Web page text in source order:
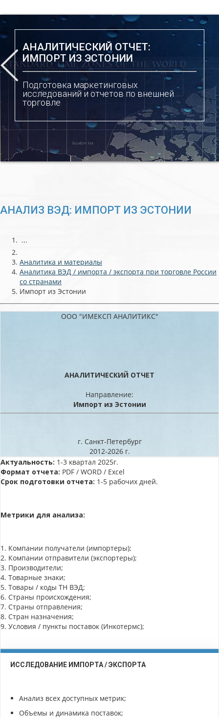
АНАЛИТИЧЕСКИЙ ОТЧЕТ:
ИМПОРТ ИЗ ЭСТОНИИ
Подготовка маркетинговых
исследований и отчетов по внешней
торговле
АНАЛИЗ ВЭД: ИМПОРТ ИЗ ЭСТОНИИ
...
Аналитика и материалы
Аналитика ВЭД / импорта / экспорта при торговле России
со странами
Импорт из Эстонии
ООО "ИМЕКСП АНАЛИТИКС"
АНАЛИТИЧЕСКИЙ ОТЧЕТ
Направление:
Импорт из Эстонии
г. Санкт-Петербург
2012-2026 г.
Актуальность: 1-3 квартал 2025г.
Формат отчета: PDF / WORD / Excel
Срок подготовки отчета: 1-5 рабочих дней.
Метрики для анализа:
1. Компании получатели (импортеры);
2. Компании отправители (экспортеры);
3. Производители;
4. Товарные знаки;
5. Товары / коды ТН ВЭД;
6. Страны происхождения;
7. Страны отправления;
8. Стран назначения;
9. Условия / пункты поставок (Инкотермс);
ИССЛЕДОВАНИЕ ИМПОРТА / ЭКСПОРТА
Анализ всех доступных метрик;
Объемы и динамика поставок;